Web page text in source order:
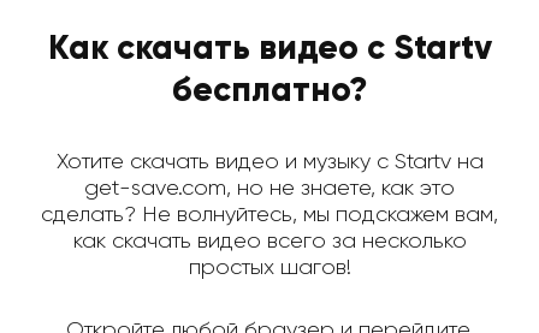
Как скачать видео с Startv
бесплатно?
Хотите скачать видео и музыку с Startv на
get-save.com, но не знаете, как это
сделать? Не волнуйтесь, мы подскажем вам,
как скачать видео всего за несколько
простых шагов!